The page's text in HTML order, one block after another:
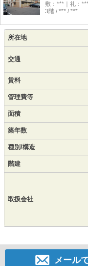
敷：***｜礼：
3階 / *** / ***
所在地
交通
賃料
管理費等
面積
築年数
種別/構造
階建
取扱会社
メール